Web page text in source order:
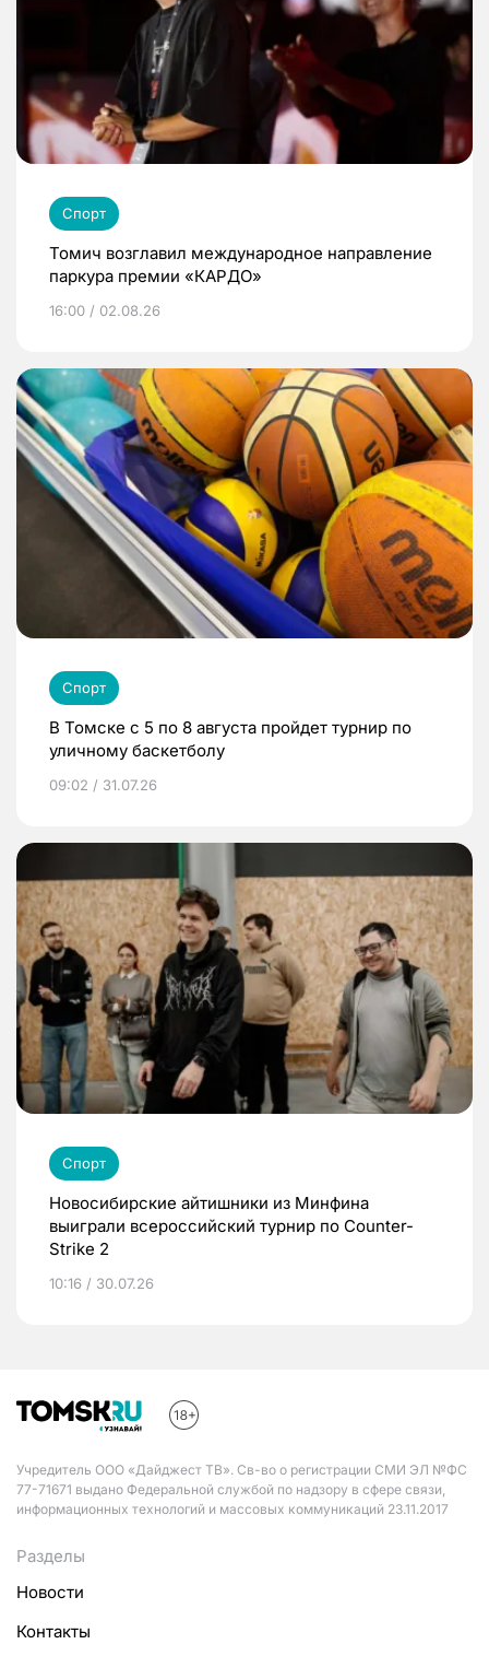
Спорт
Томич возглавил международное направление
паркура премии «КАРДО»
16:00 / 02.08.26
Спорт
В Томске с 5 по 8 августа пройдет турнир по
уличному баскетболу
09:02 / 31.07.26
Спорт
Новосибирские айтишники из Минфина
выиграли всероссийский турнир по Counter-
Strike 2
10:16 / 30.07.26
Учредитель ООО «Дайджест ТВ». Св-во о регистрации СМИ ЭЛ №ФС
77-71671 выдано Федеральной службой по надзору в сфере связи,
информационных технологий и массовых коммуникаций 23.11.2017
Разделы
Новости
Контакты